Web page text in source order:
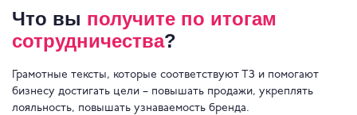
Что вы получите по итогам
сотрудничества?
Грамотные тексты, которые соответствуют ТЗ и помогают
бизнесу достигать цели – повышать продажи, укреплять
лояльность, повышать узнаваемость бренда.